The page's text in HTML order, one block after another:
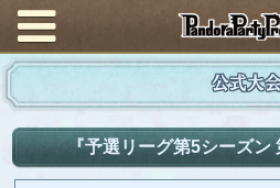
公式大
『予選リーグ第5シーズ